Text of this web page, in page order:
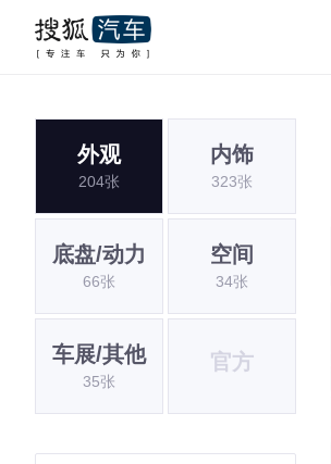
外观
204张
内饰
323张
底盘/动力
66张
空间
34张
车展/其他
35张
官方